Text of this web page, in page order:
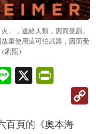
」，送給人類，因而受罰。
棄使用這可怕武器，因而受
劇照）
Line X
百頁的《奧本海